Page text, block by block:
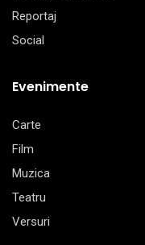
Reportaj
Social
Evenimente
Carte
Film
Muzica
Teatru
Versuri